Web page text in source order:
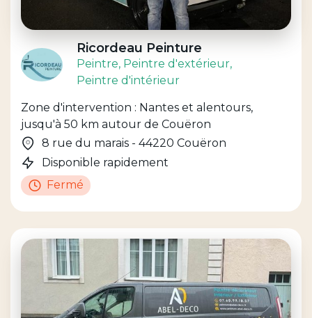
Ricordeau Peinture
Peintre, Peintre d'extérieur,
Peintre d'intérieur
Zone d'intervention : Nantes et alentours,
jusqu'à 50 km autour de Couëron
8 rue du marais - 44220 Couëron
Disponible rapidement
Fermé